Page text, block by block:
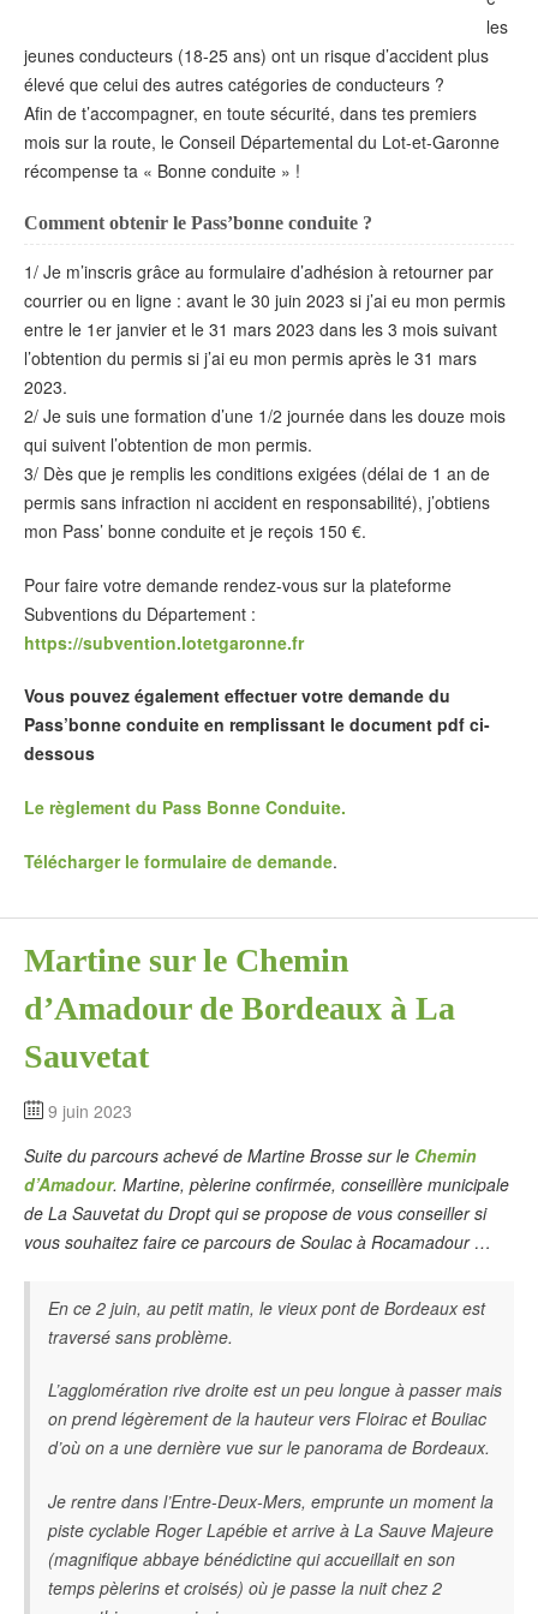
les
jeunes conducteurs (18-25 ans) ont un risque d’accident plus
élevé que celui des autres catégories de conducteurs ?
Afin de t’accompagner, en toute sécurité, dans tes premiers
mois sur la route, le Conseil Départemental du Lot-et-Garonne
récompense ta « Bonne conduite » !
Comment obtenir le Pass’bonne conduite ?
1/ Je m’inscris grâce au formulaire d’adhésion à retourner par
courrier ou en ligne : avant le 30 juin 2023 si j’ai eu mon permis
entre le 1er janvier et le 31 mars 2023 dans les 3 mois suivant
l’obtention du permis si j’ai eu mon permis après le 31 mars
2023.
2/ Je suis une formation d’une 1/2 journée dans les douze mois
qui suivent l’obtention de mon permis.
3/ Dès que je remplis les conditions exigées (délai de 1 an de
permis sans infraction ni accident en responsabilité), j’obtiens
mon Pass’ bonne conduite et je reçois 150 €.
Pour faire votre demande rendez-vous sur la plateforme
Subventions du Département :
https://subvention.lotetgaronne.fr
Vous pouvez également effectuer votre demande du
Pass’bonne conduite en remplissant le document pdf ci-
dessous
Le règlement du Pass Bonne Conduite.
Télécharger le formulaire de demande.
Martine sur le Chemin
d’Amadour de Bordeaux à La
Sauvetat
9 juin 2023
Suite du parcours achevé de Martine Brosse sur le Chemin
d’Amadour. Martine, pèlerine confirmée, conseillère municipale
de La Sauvetat du Dropt qui se propose de vous conseiller si
vous souhaitez faire ce parcours de Soulac à Rocamadour …
En ce 2 juin, au petit matin, le vieux pont de Bordeaux est
traversé sans problème.
L’agglomération rive droite est un peu longue à passer mais
on prend légèrement de la hauteur vers Floirac et Bouliac
d’où on a une dernière vue sur le panorama de Bordeaux.
Je rentre dans l’Entre-Deux-Mers, emprunte un moment la
piste cyclable Roger Lapébie et arrive à La Sauve Majeure
(magnifique abbaye bénédictine qui accueillait en son
temps pèlerins et croisés) où je passe la nuit chez 2